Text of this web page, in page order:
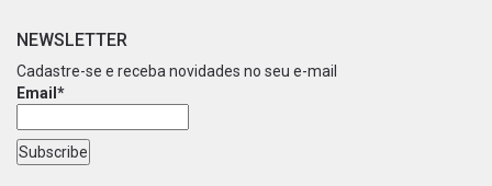
NEWSLETTER
Cadastre-se e receba novidades no seu e-mail
Email*